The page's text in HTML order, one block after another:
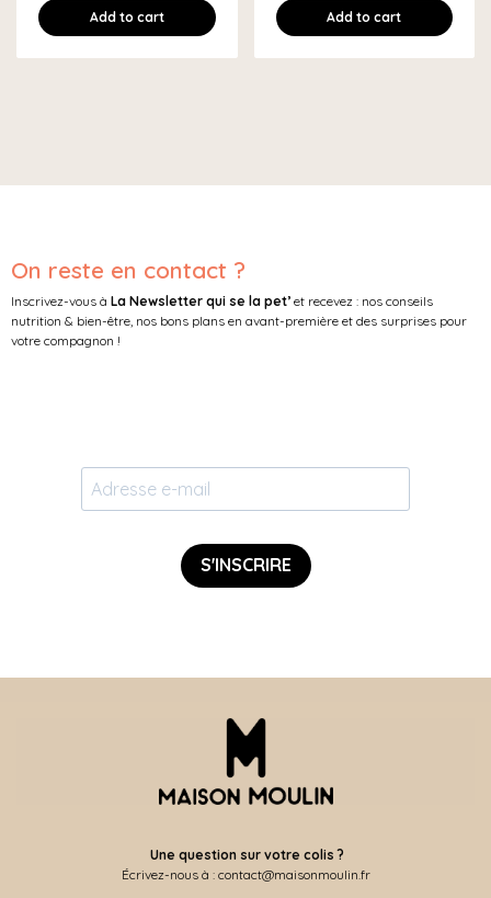
Add to cart Add to cart
On reste en contact ?
Inscrivez-vous à La Newsletter qui se la pet’ et recevez : nos conseils
nutrition & bien-être, nos bons plans en avant-première et des surprises pour
votre compagnon !
S'INSCRIRE
Une question sur votre colis ?
Écrivez-nous à : contact@maisonmoulin.fr